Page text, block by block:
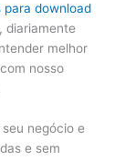
para download
diariamente
melhor
nosso
negócio e
e sem